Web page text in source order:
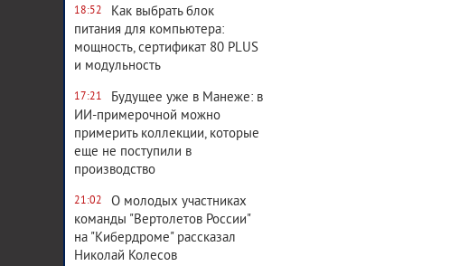
18:52
Как выбрать блок
питания для компьютера:
мощность, сертификат 80 PLUS
и модульность
17:21
Будущее уже в Манеже: в
ИИ-примерочной можно
примерить коллекции, которые
еще не поступили в
производство
21:02
О молодых участниках
команды "Вертолетов России"
на "Кибердроме" рассказал
Николай Колесов